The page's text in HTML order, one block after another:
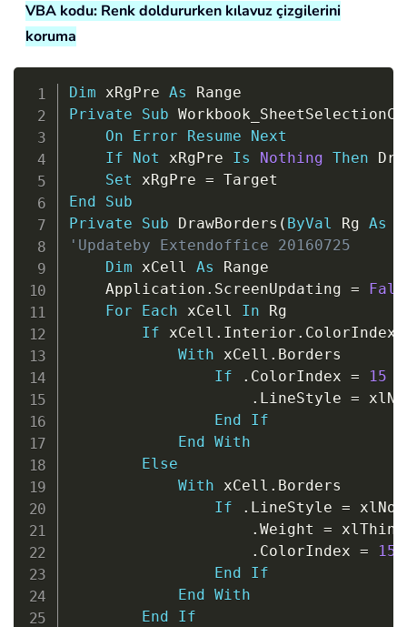
VBA kodu: Renk doldururken kılavuz çizgilerini
koruma
Dim xRgPre As
Private
Sub
On
Error Resume
Next
If
Not xRgPre Is Nothing Then
Set xRgPre =
End
Sub
Private
Sub DrawBorders ( ByVal Rg As
'Updateby Extendoffice 20160725
Dim xCell As Range
    Application
. ScreenUpdating =
For
Each xCell In Rg
If xCell . Interior . ColorIndex
With xCell . Borders
If
. ColorIndex = 15
. LineStyle =
End
If
End
With
Else
With xCell . Borders
If
. LineStyle =
. Weight = xlThin
. ColorIndex =
15
End
If
End
With
End
If